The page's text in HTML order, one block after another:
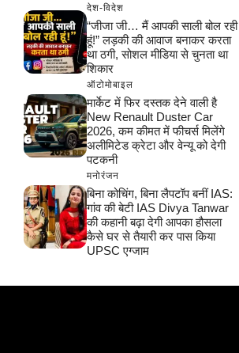
देश-विदेश
“जीजा जी… मैं आपकी साली बोल रही
हूं!” लड़की की आवाज बनाकर करता
था ठगी, सोशल मीडिया से चुनता था
शिकार
ऑटोमोबाइल
मार्केट में फिर दस्तक देने वाली है
New Renault Duster Car
2026, कम कीमत में फीचर्स मिलेंगे
अलीमिटेड क्रेटा और वेन्यू को देगी
पटकनी
मनोरंजन
बिना कोचिंग, बिना लैपटॉप बनीं IAS:
गांव की बेटी IAS Divya Tanwar
की कहानी बढ़ा देगी आपका हौसला
कैसे घर से तैयारी कर पास किया
UPSC एग्जाम